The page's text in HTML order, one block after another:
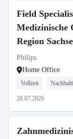
Field
Medizinische
Region
Anh.
Philips
Home Office
Vollzeit
28.07.2026